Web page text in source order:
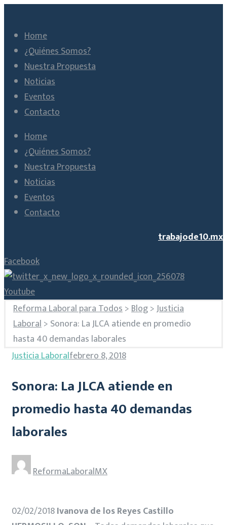
Home
¿Quiénes Somos?
Nuestra Propuesta
Noticias
Eventos
Contacto
Home
¿Quiénes Somos?
Nuestra Propuesta
Noticias
Eventos
Contacto
trabajode10.mx
Facebook
Youtube
Reforma Laboral para Todos>Blog>Justicia
Laboral> Sonora: La JLCA atiende en promedio
hasta 40 demandas laborales
Justicia Laboralfebrero 8, 2018
Sonora: La JLCA atiende en
promedio hasta 40 demandas
laborales
ReformaLaboralMX
02/02/2018Ivanova de los Reyes Castillo